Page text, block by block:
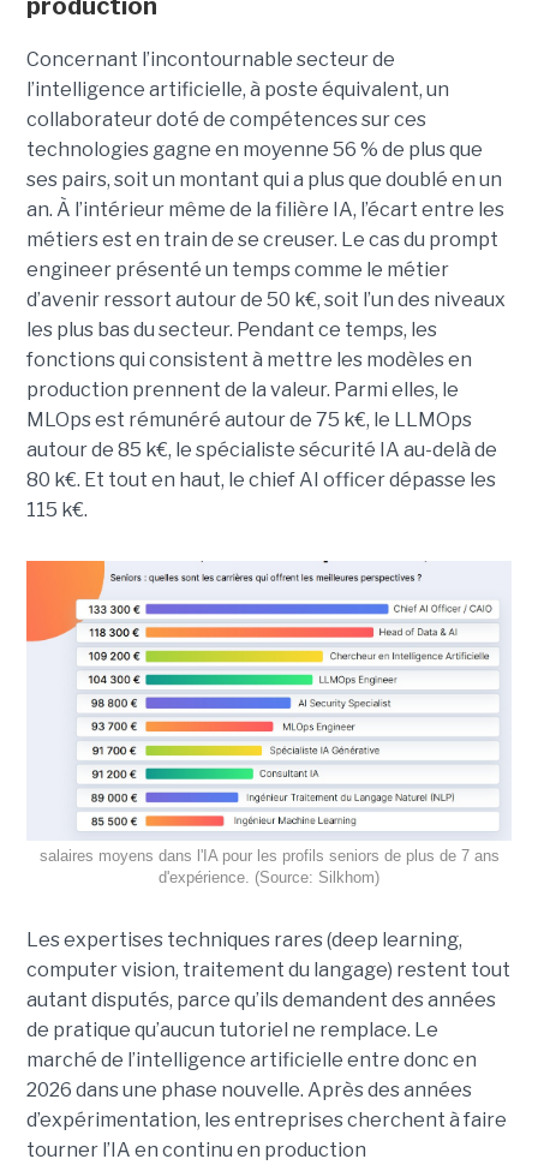
production
Concernant l’incontournable secteur de
l’intelligence artificielle, à poste équivalent, un
collaborateur doté de compétences sur ces
technologies gagne en moyenne 56 % de plus que
ses pairs, soit un montant qui a plus que doublé en un
an. À l’intérieur même de la filière IA, l’écart entre les
métiers est en train de se creuser. Le cas du prompt
engineer présenté un temps comme le métier
d’avenir ressort autour de 50 k€, soit l’un des niveaux
les plus bas du secteur. Pendant ce temps, les
fonctions qui consistent à mettre les modèles en
production prennent de la valeur. Parmi elles, le
MLOps est rémunéré autour de 75 k€, le LLMOps
autour de 85 k€, le spécialiste sécurité IA au-delà de
80 k€. Et tout en haut, le chief AI officer dépasse les
115 k€.
salaires moyens dans l'IA pour les profils seniors de plus de 7 ans
d'expérience. (Source: Silkhom)
Les expertises techniques rares (deep learning,
computer vision, traitement du langage) restent tout
autant disputés, parce qu’ils demandent des années
de pratique qu’aucun tutoriel ne remplace. Le
marché de l’intelligence artificielle entre donc en
2026 dans une phase nouvelle. Après des années
d’expérimentation, les entreprises cherchent à faire
tourner l’IA en continu en production